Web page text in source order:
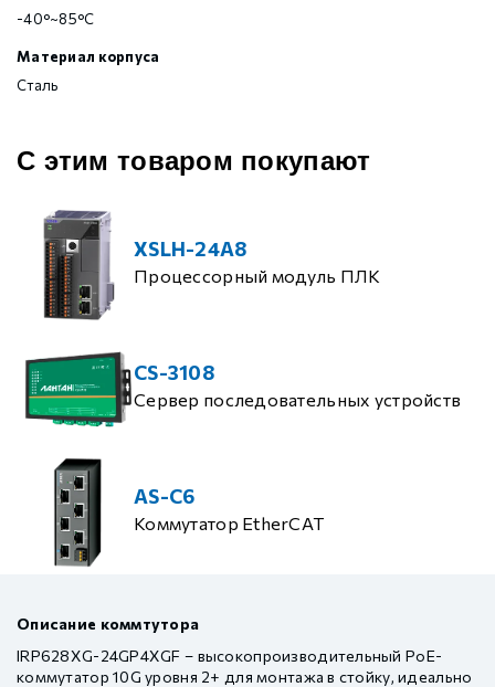
-40°~85°C
Материал корпуса
Сталь
С этим товаром покупают
XSLH-24A8
Процессорный модуль ПЛК
CS-3108
Сервер последовательных устройств
AS-C6
Коммутатор EtherCAT
Описание коммтутора
IRP628XG-24GP4XGF – высокопроизводительный PoE-
коммутатор 10G уровня 2+ для монтажа в стойку, идеально